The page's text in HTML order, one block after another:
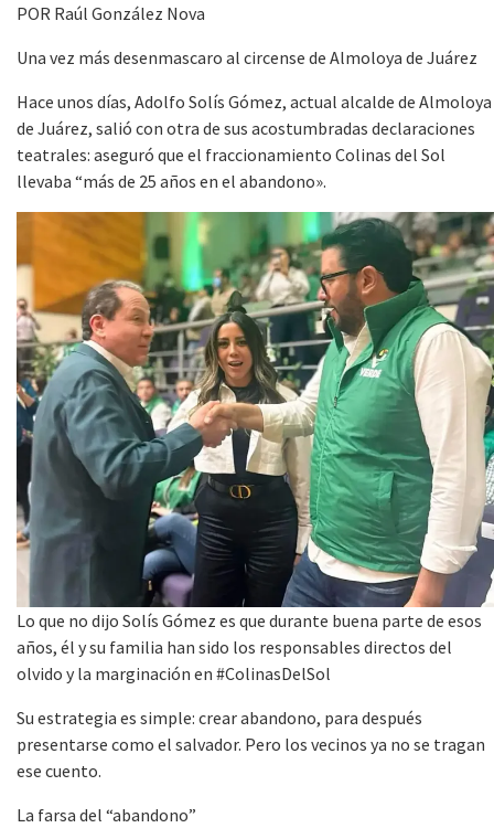
POR Raúl González Nova
Una vez más desenmascaro al circense de Almoloya de Juárez
Hace unos días, Adolfo Solís Gómez, actual alcalde de Almoloya
de Juárez, salió con otra de sus acostumbradas declaraciones
teatrales: aseguró que el fraccionamiento Colinas del Sol
llevaba “más de 25 años en el abandono».
Lo que no dijo Solís Gómez es que durante buena parte de esos
años, él y su familia han sido los responsables directos del
olvido y la marginación en #ColinasDelSol
Su estrategia es simple: crear abandono, para después
presentarse como el salvador. Pero los vecinos ya no se tragan
ese cuento.
La farsa del “abandono”